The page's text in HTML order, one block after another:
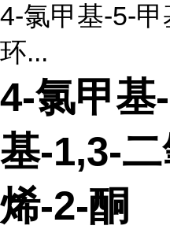
4-氯甲基-5-
环...
4-氯甲基
基-1,3-
烯-2-酮